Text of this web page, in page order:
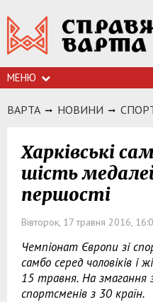
МЕНЮ
ВАРТА НОВИНИ
Харківські
шість
першості
Вівторок, 17 травня 2016,
Чемпіонат Європи зі
самбо серед чоловіків і
15 травня. На змагання
спортсменів з 30 країн.